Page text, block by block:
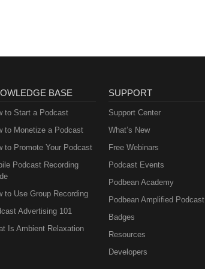
BASE
to Start a Podcast
to Monetize a Podcast
to Promote Your Podcast
Podcast Recording
to Use Group Recording
Advertising 101
Is Ambient Relaxation
SUPPORT
Support Center
What’s New
Free Webinars
Podcast Events
Podbean Academy
Podbean Amplified Podcast
Badges
Resources
Developers